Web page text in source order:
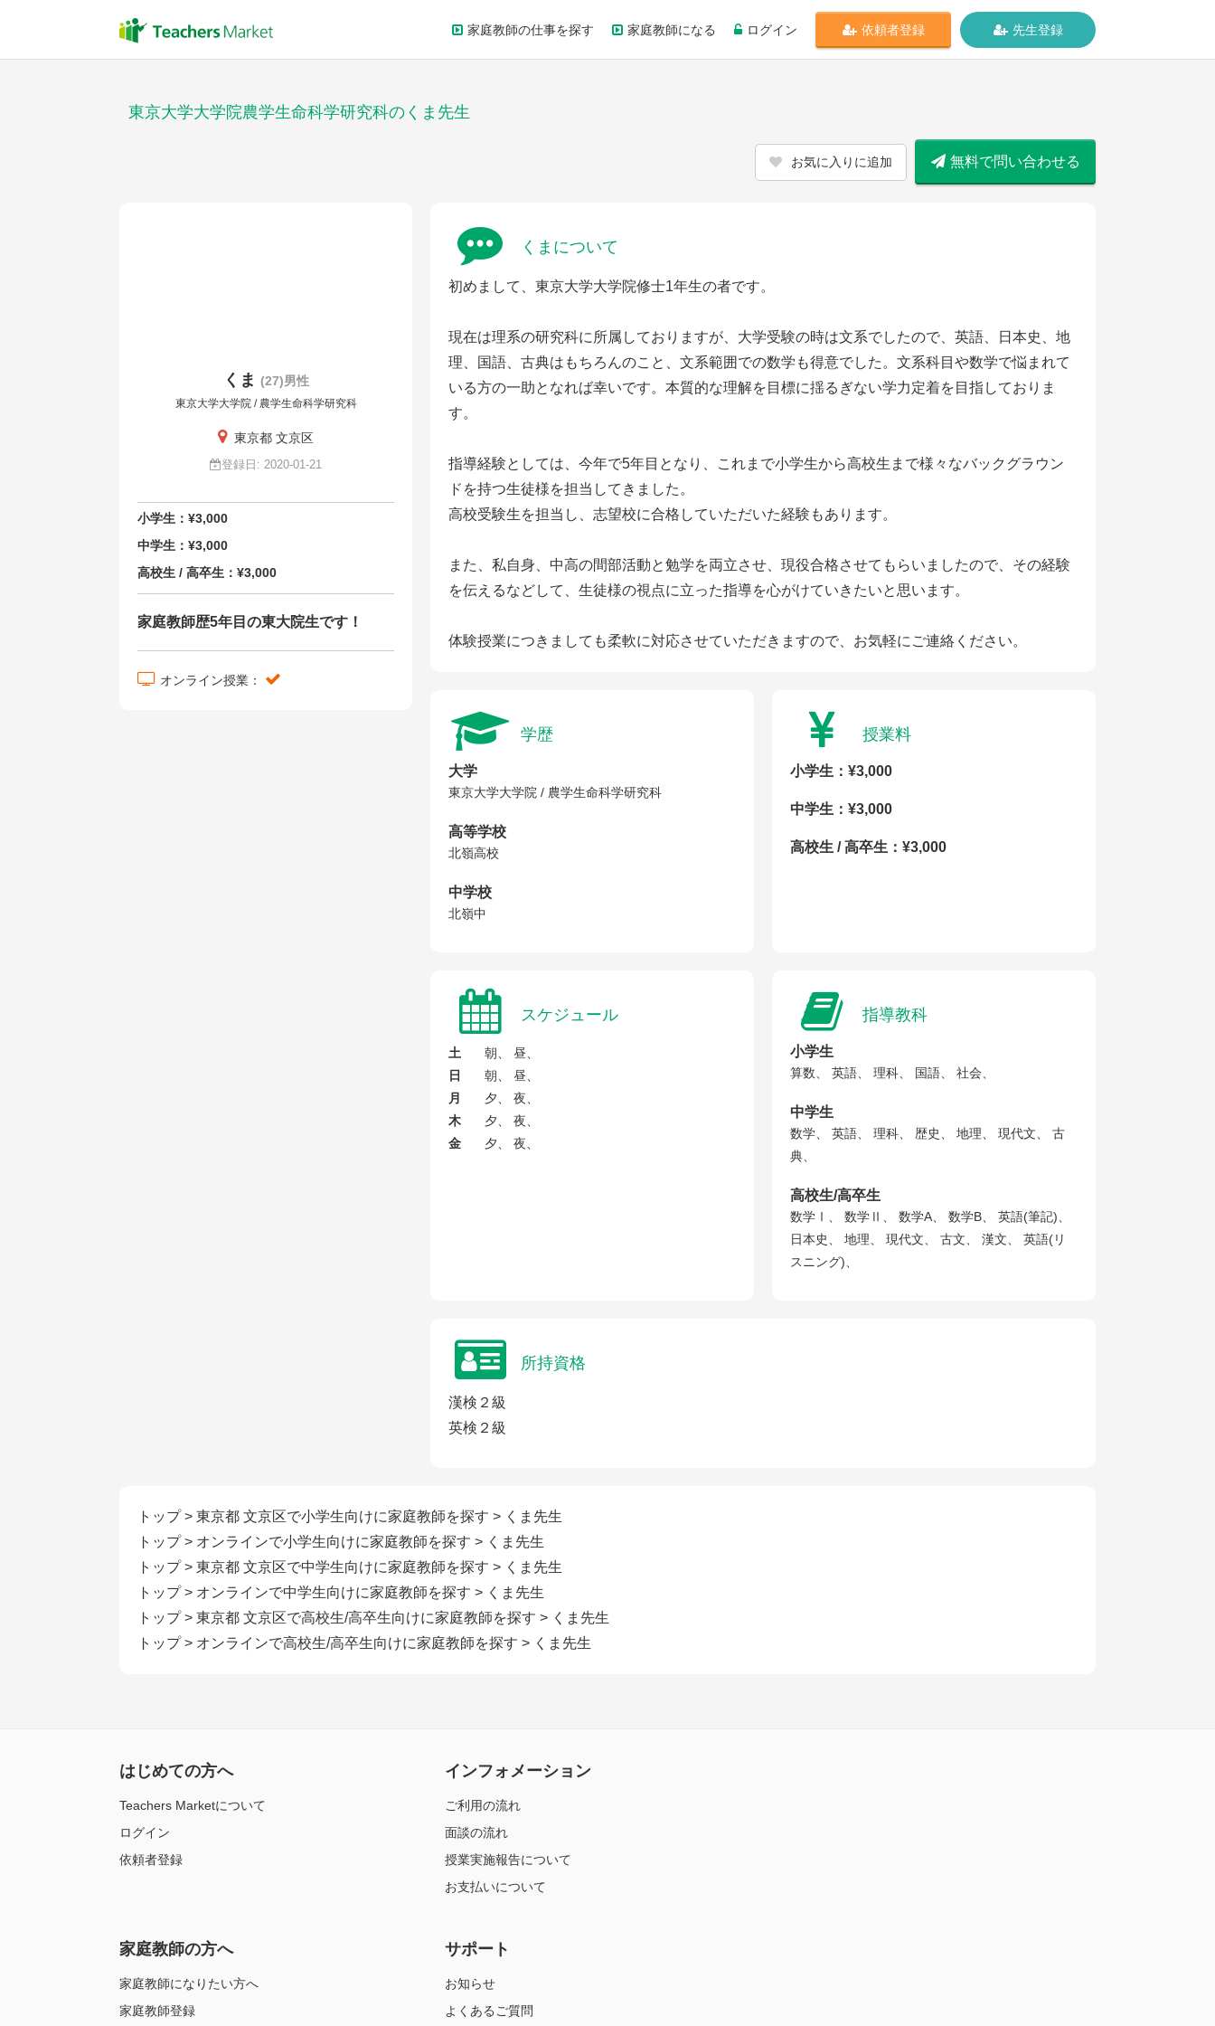
家庭教師の仕事を探す 家庭教師になる ログイン 依頼者登録 先生登録
東京大学大学院農学生命科学研究科のくま先生
お気に入りに追加 無料で問い合わせる
くま (27)男性
東京大学大学院 / 農学生命科学研究科
東京都 文京区
登録日: 2020-01-21
小学生：¥3,000
中学生：¥3,000
高校生 / 高卒生：¥3,000
家庭教師歴5年目の東大院生です！
オンライン授業：
くまについて
初めまして、東京大学大学院修士1年生の者です。
現在は理系の研究科に所属しておりますが、大学受験の時は文系でしたので、英語、日本史、地
理、国語、古典はもちろんのこと、文系範囲での数学も得意でした。文系科目や数学で悩まれて
いる方の一助となれば幸いです。本質的な理解を目標に揺るぎない学力定着を目指しておりま
す。
指導経験としては、今年で5年目となり、これまで小学生から高校生まで様々なバックグラウン
ドを持つ生徒様を担当してきました。
高校受験生を担当し、志望校に合格していただいた経験もあります。
また、私自身、中高の間部活動と勉学を両立させ、現役合格させてもらいましたので、その経験
を伝えるなどして、生徒様の視点に立った指導を心がけていきたいと思います。
体験授業につきましても柔軟に対応させていただきますので、お気軽にご連絡ください。
学歴
大学
東京大学大学院 / 農学生命科学研究科
高等学校
北嶺高校
中学校
北嶺中
授業料
小学生：¥3,000
中学生：¥3,000
高校生 / 高卒生：¥3,000
スケジュール
土
朝、 昼、
日
朝、 昼、
月
夕、 夜、
木
夕、 夜、
金
夕、 夜、
指導教科
小学生
算数、 英語、 理科、 国語、 社会、
中学生
数学、 英語、 理科、 歴史、 地理、 現代文、 古
典、
高校生/高卒生
数学Ⅰ、 数学Ⅱ、 数学A、 数学B、 英語(筆記)、
日本史、 地理、 現代文、 古文、 漢文、 英語(リ
スニング)、
所持資格
漢検２級
英検２級
トップ> 東京都 文京区で小学生向けに家庭教師を探す > くま先生
トップ> オンラインで小学生向けに家庭教師を探す > くま先生
トップ> 東京都 文京区で中学生向けに家庭教師を探す > くま先生
トップ> オンラインで中学生向けに家庭教師を探す > くま先生
トップ> 東京都 文京区で高校生/高卒生向けに家庭教師を探す > くま先生
トップ> オンラインで高校生/高卒生向けに家庭教師を探す > くま先生
はじめての方へ
Teachers Marketについて
ログイン
依頼者登録
インフォメーション
ご利用の流れ
面談の流れ
授業実施報告について
お支払いについて
家庭教師の方へ
家庭教師になりたい方へ
家庭教師登録
サポート
お知らせ
よくあるご質問